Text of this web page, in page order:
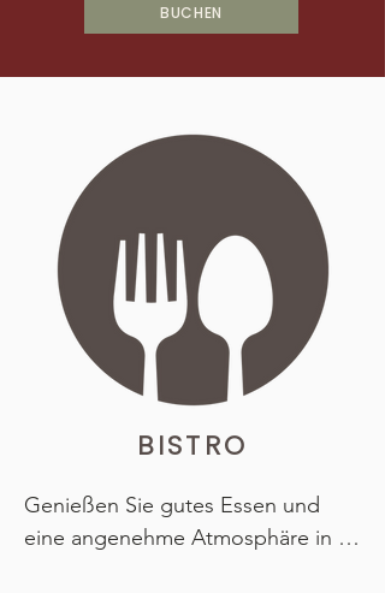
BUCHEN
BISTRO
Genießen Sie gutes Essen und
eine angenehme Atmosphäre in